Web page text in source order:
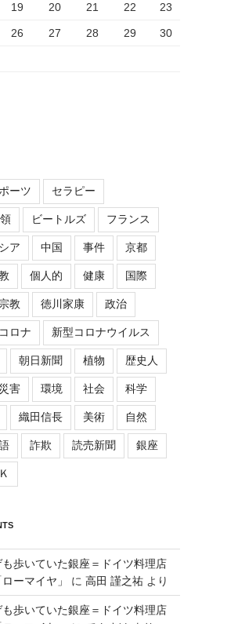
19 20 21 22 23
26 27 28 29 30
ーツ セラピー
ビートルズ フランス
ア 中国 事件 京都
個人的 健康 国際
教 徳川家康 政治
ロナ 新型コロナウイルス
朝日新聞 植物 歴史人
災害 環境 社会 科学
織田信長 美術 自然
詐欺 読売新聞 銀座
歩いていた銀座＝ドイツ料理店
ーマイヤ」
に 高田 謹之祐より
歩いていた銀座＝ドイツ料理店